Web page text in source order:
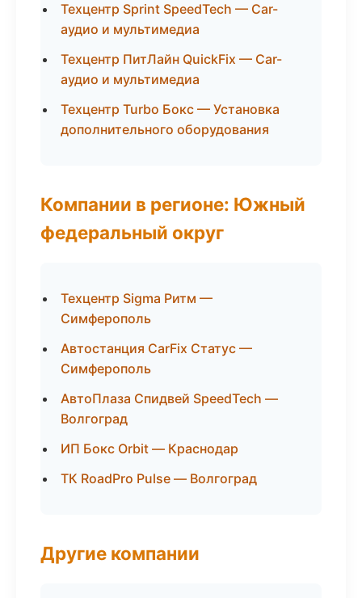
Техцентр Sprint SpeedTech — Car-
аудио и мультимедиа
Техцентр ПитЛайн QuickFix — Car-
аудио и мультимедиа
Техцентр Turbo Бокс — Установка
дополнительного оборудования
Компании в регионе: Южный
федеральный округ
Техцентр Sigma Ритм —
Симферополь
Автостанция CarFix Статус —
Симферополь
АвтоПлаза Спидвей SpeedTech —
Волгоград
ИП Бокс Orbit — Краснодар
ТК RoadPro Pulse — Волгоград
Другие компании